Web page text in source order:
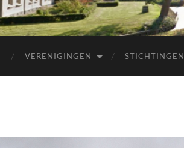
VERENIGINGEN STICHTINGEN